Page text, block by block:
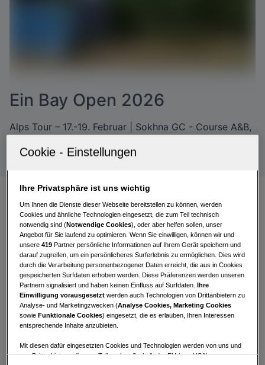
Ein Bay Open 2026
Alps Tour – 17.-19. Februar | Sokhna GC - Course A&B,
Bleier erobert zum Abschluss
Top Ten. Koch lässt in Runde
zwei ein besseres Ergebnis
liegen
Christoph Bleiereröffnet die Saison dank einer
sehr guten Runde zum Abschluss mit einem
Spitzenergebnis. Zum Auftakt muss er noch zwei
Bogeys und ein Doppelbogey in Kauf nehmen,
Ihre Privatsphäre ist uns wichtig
Um Ihnen die Dienste dieser Webseite bereitstellen zu können, werden
Cookies und ähnliche Technologien eingesetzt, die zum Teil technisch
notwendig sind (Notwendige Cookies), oder aber helfen sollen, unser
Angebot für Sie laufend zu optimieren. Wenn Sie einwilligen, können wir und
unsere419 Partner persönliche Informationen auf Ihrem Gerät speichern und
darauf zugreifen, um ein persönlicheres Surferlebnis zu ermöglichen. Dies wird
durch die Verarbeitung personenbezogener Daten erreicht, die aus in Cookies
gespeicherten Surfdaten erhoben werden. Diese Präferenzen werden unseren
Partnern signalisiert und haben keinen Einfluss auf Surfdaten.Ihre
Einwilligung vorausgesetzt werden auch Technologien von Drittanbietern zu
Analyse- und Marketingzwecken (Analyse Cookies, Marketing Cookies
sowieFunktionale Cookies) eingesetzt, die es erlauben, Ihren Interessen
entsprechende Inhalte anzubieten.
Mit diesen dafür eingesetzten Cookies und Technologien werden von uns und
von Drittanbietern, die zum Teil auch außerhalb der EU (u.a. USA)